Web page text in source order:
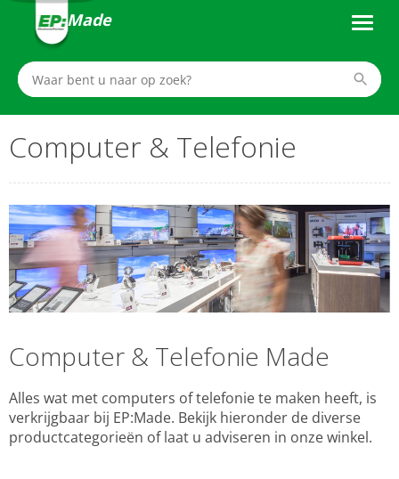
Made
Computer & Telefonie
Computer & Telefonie Made
Alles wat met computers of telefonie te maken heeft, is
verkrijgbaar bij EP:Made. Bekijk hieronder de diverse
productcategorieën of laat u adviseren in onze winkel.